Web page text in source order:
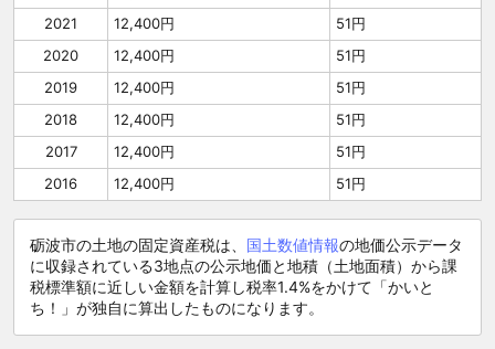
2021
12,400円
51円
2020
12,400円
51円
2019
12,400円
51円
2018
12,400円
51円
2017
12,400円
51円
2016
12,400円 51円
砺波市の土地の固定資産税は、 国土数値情報の地価公示データ
に収録されている3地点の公示地価と地積（土地面積）から課
税標準額に近しい金額を計算し税率1.4%をかけて「かいと
ち！」が独自に算出したものになります。